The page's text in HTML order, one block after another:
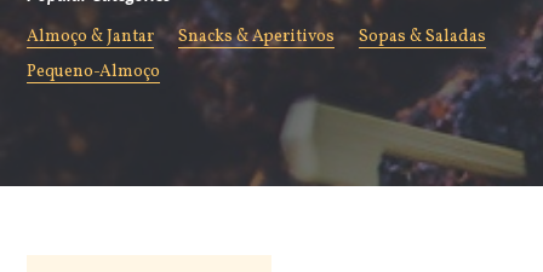
Almoço & Jantar Snacks & Aperitivos
Sopas & Saladas
Pequeno-Almoço